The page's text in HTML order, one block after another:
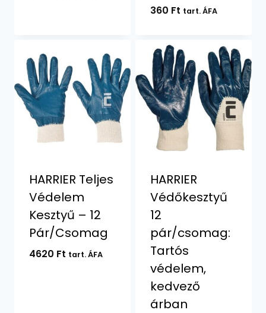
360 Ft tart. ÁFA
HARRIER Teljes
Védelem
Kesztyű – 12
Pár/Csomag
4620 Ft tart. ÁFA
HARRIER
Védőkesztyű
12
pár/csomag:
Tartós
védelem,
kedvező
árban